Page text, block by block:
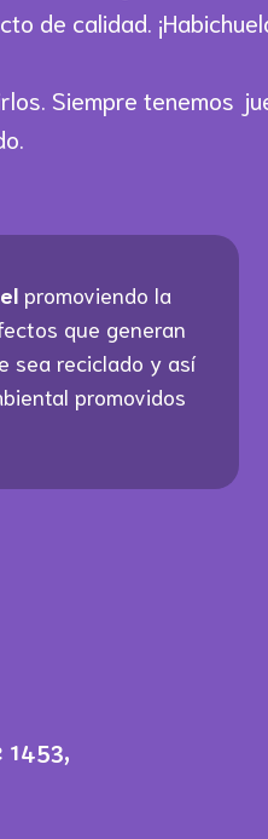
de calidad.
Siempre tenemos
promoviendo la
que generan
sea reciclado y así
promovidos